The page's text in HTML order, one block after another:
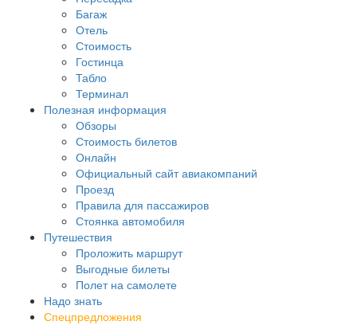
Багаж
Отель
Стоимость
Гостинца
Табло
Терминал
Полезная информация
Обзоры
Стоимость билетов
Онлайн
Официальный сайт авиакомпаний
Проезд
Правила для пассажиров
Стоянка автомобиля
Путешествия
Проложить маршрут
Выгодные билеты
Полет на самолете
Надо знать
Спецпредложения